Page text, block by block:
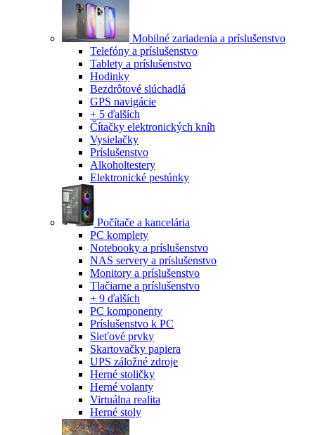
Mobilné zariadenia a príslušenstvo
Telefóny a príslušenstvo
Tablety a príslušenstvo
Hodinky
Bezdrôtové slúchadlá
GPS navigácie
+ 5 ďalších
Čítačky elektronických kníh
Vysielačky
Príslušenstvo
Alkoholtestery
Elektronické pestúnky
Počítače a kancelária
PC komplety
Notebooky a príslušenstvo
NAS servery a príslušenstvo
Monitory a príslušenstvo
Tlačiarne a príslušenstvo
+ 9 ďalších
PC komponenty
Príslušenstvo k PC
Sieťové prvky
Skartovačky papiera
UPS záložné zdroje
Herné stoličky
Herné volanty
Virtuálna realita
Herné stoly